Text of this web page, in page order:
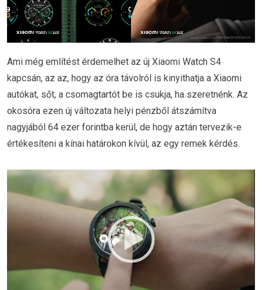
Ami még említést érdemelhet az új Xiaomi Watch S4
kapcsán, az az, hogy az óra távolról is kinyithatja a Xiaomi
autókat, sőt, a csomagtartót be is csukja, ha szeretnénk. Az
okosóra ezen új változata helyi pénzből átszámítva
nagyjából 64 ezer forintba kerül, de hogy aztán tervezik-e
értékesíteni a kínai határokon kívül, az egy remek kérdés.
Videólejátszó